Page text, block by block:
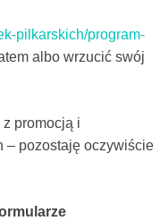
pilkarskich/program-
albo wrzucić swój
promocją i
– pozostaję oczywiście